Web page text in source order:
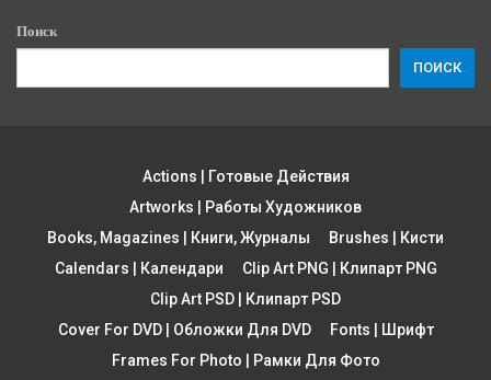
Поиск
ПОИСК
Actions | Готовые Действия
Artworks | Работы Художников
Books, Magazines | Книги, Журналы
Brushes | Кисти
Calendars | Календари
Clip Art PNG | Клипарт PNG
Clip Art PSD | Клипарт PSD
Cover For DVD | Обложки Для DVD
Fonts | Шрифт
Frames For Photo | Рамки Для Фото